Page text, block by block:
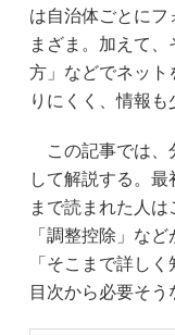
は自治体ごとにフ
まざま。加えて
方」などでネット
りにくく、情報も
この記事では、
して解説する。最
まで読まれた人は
「調整控除」な
「そこまで詳し
目次から必要そう